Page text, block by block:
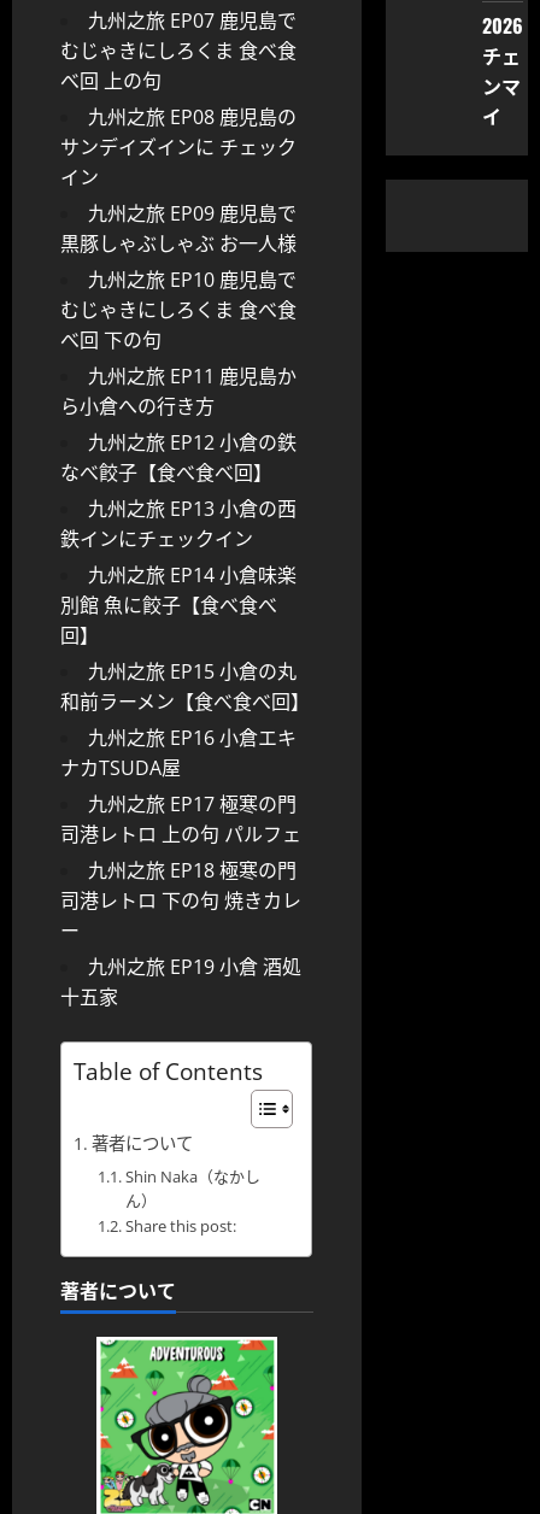
九州之旅 EP07 鹿児島で
むじゃきにしろくま 食べ食
べ回 上の句
九州之旅 EP08 鹿児島の
サンデイズインに チェック
イン
九州之旅 EP09 鹿児島で
黒豚しゃぶしゃぶ お一人様
九州之旅 EP10 鹿児島で
むじゃきにしろくま 食べ食
べ回 下の句
九州之旅 EP11 鹿児島か
ら小倉への行き方
九州之旅 EP12 小倉の鉄
なべ餃子【食べ食べ回】
九州之旅 EP13 小倉の西
鉄インにチェックイン
九州之旅 EP14 小倉味楽
別館 魚に餃子【食べ食べ
回】
九州之旅 EP15 小倉の丸
和前ラーメン【食べ食べ回】
九州之旅 EP16 小倉エキ
ナカTSUDA屋
九州之旅 EP17 極寒の門
司港レトロ 上の句 パルフェ
九州之旅 EP18 極寒の門
司港レトロ 下の句 焼きカレ
ー
九州之旅 EP19 小倉 酒処
十五家
Table of Contents
著者について
Shin Naka（なかし
ん）
Share this post:
著者について
2026
チェ
ンマ
イ